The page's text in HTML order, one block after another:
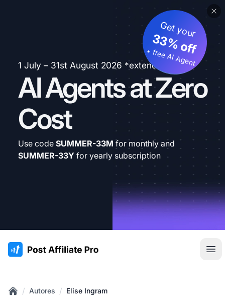
1 July – 31st August 2026 *extended
AI Agents at Zero
Cost
Get your
33% off
+ free AI Agent
Use code SUMMER-33M for monthly and
SUMMER-33Y for yearly subscription
:site.title
/ Autores / Elise Ingram